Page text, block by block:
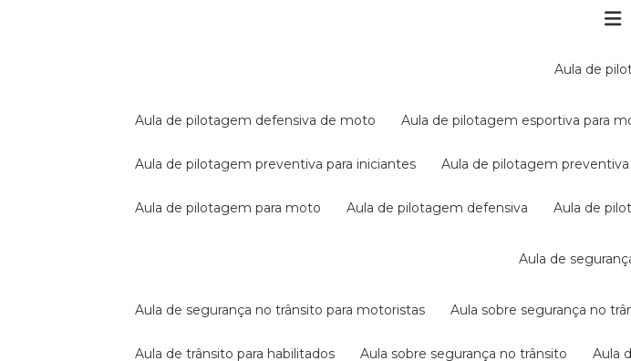
aula de
aula de pilotagem defensiva de moto aula de pilotagem esportiva para
aula de pilotagem preventiva para iniciantes aula de pilotagem
aula de pilotagem para moto aula de pilotagem defensiva aula de
aula de
aula de segurança no trânsito para motoristas aula sobre segurança no
aula de trânsito para habilitados aula sobre segurança no trânsito aula